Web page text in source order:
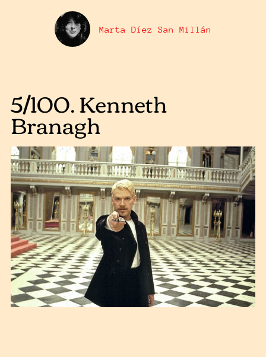
Marta Díez San Millán
5/100. Kenneth
Branagh